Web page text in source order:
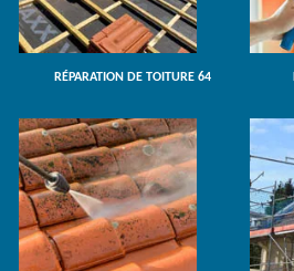
RÉPARATION DE TOITURE 64